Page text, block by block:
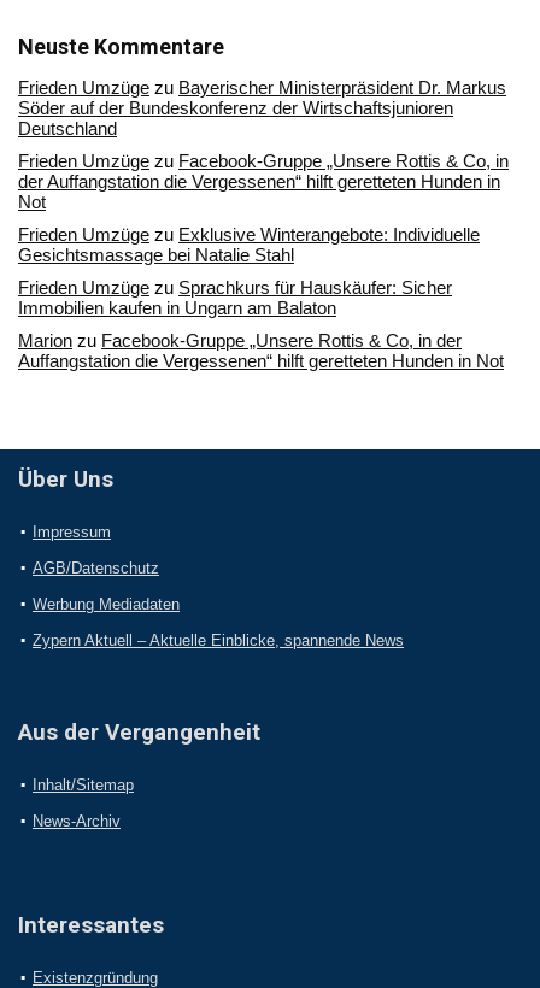
Archiv
Neuste Kommentare
Frieden Umzüge zu Bayerischer Ministerpräsident Dr. Markus
Söder auf der Bundeskonferenz der Wirtschaftsjunioren
Deutschland
Frieden Umzüge zu Facebook-Gruppe „Unsere Rottis & Co, in
der Auffangstation die Vergessenen“ hilft geretteten Hunden in
Not
Frieden Umzüge zu Exklusive Winterangebote: Individuelle
Gesichtsmassage bei Natalie Stahl
Frieden Umzüge zu Sprachkurs für Hauskäufer: Sicher
Immobilien kaufen in Ungarn am Balaton
Marion zu Facebook-Gruppe „Unsere Rottis & Co, in der
Auffangstation die Vergessenen“ hilft geretteten Hunden in Not
Über Uns
Impressum
AGB/Datenschutz
Werbung Mediadaten
Zypern Aktuell – Aktuelle Einblicke, spannende News
Aus der Vergangenheit
Inhalt/Sitemap
News-Archiv
Interessantes
Existenzgründung